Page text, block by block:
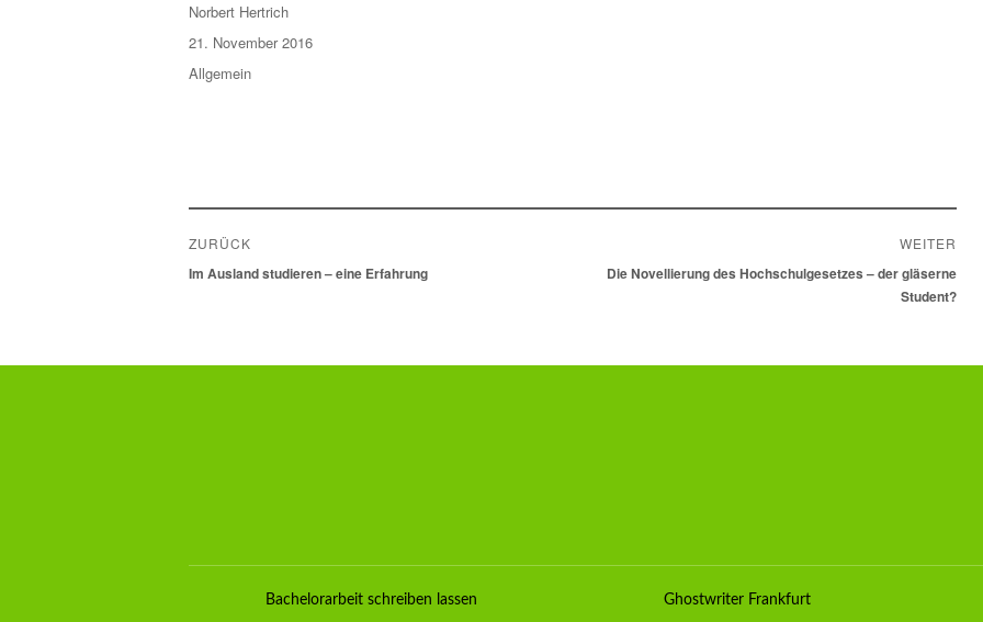
Autor
Norbert Hertrich
Veröffentlicht
am
21. November 2016
Kategorien
Allgemein
Beitragsnavigation
ZURÜCK
Vorheriger
Im Ausland studieren – eine Erfahrung
WEITER
NächsterDie Novellierung des Hochschulgesetzes – der gläserne
Student?
Bachelorarbeit schreiben lassen
Ghostwriter Frankfurt